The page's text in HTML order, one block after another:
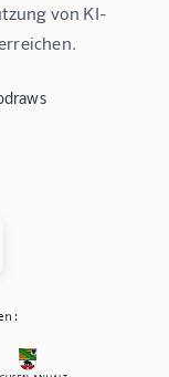
von KI-